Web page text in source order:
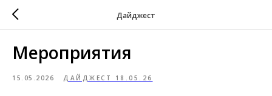
Дайджест
Мероприятия
15.05.2026 ДАЙДЖЕСТ 18.05.26